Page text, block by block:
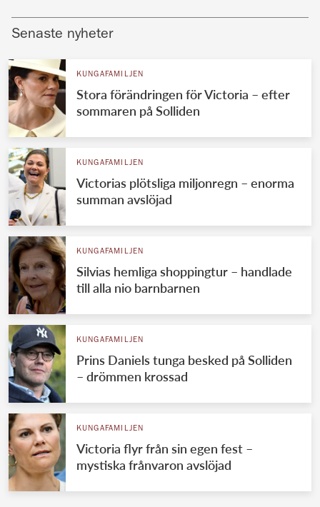
Senaste nyheter
KUNGAFAMILJEN
Stora förändringen för Victoria – efter
sommaren på Solliden
KUNGAFAMILJEN
Victorias plötsliga miljonregn – enorma
summan avslöjad
KUNGAFAMILJEN
Silvias hemliga shoppingtur – handlade
till alla nio barnbarnen
KUNGAFAMILJEN
Prins Daniels tunga besked på Solliden
– drömmen krossad
KUNGAFAMILJEN
Victoria flyr från sin egen fest –
mystiska frånvaron avslöjad